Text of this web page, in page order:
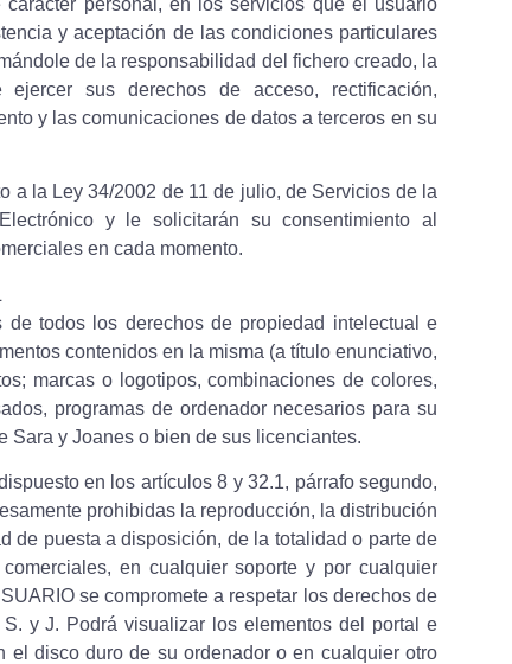
y aceptación de las condiciones particulares
de la responsabilidad del fichero creado, la
sus derechos de acceso, rectificación,
y las comunicaciones de datos a terceros en su
a la Ley 34/2002 de 11 de julio, de Servicios de la
y le solicitarán su consentimiento al
en cada momento.
todos los derechos de propiedad intelectual e
contenidos en la misma (a título enunciativo,
marcas o logotipos, combinaciones de colores,
programas de ordenador necesarios para su
Sara y Joanes o bien de sus licenciantes.
en los artículos 8 y 32.1, párrafo segundo,
prohibidas la reproducción, la distribución
de puesta a disposición, de la totalidad o parte de
en cualquier soporte y por cualquier
se compromete a respetar los derechos de
y J. Podrá visualizar los elementos del portal e
el disco duro de su ordenador o en cualquier otro